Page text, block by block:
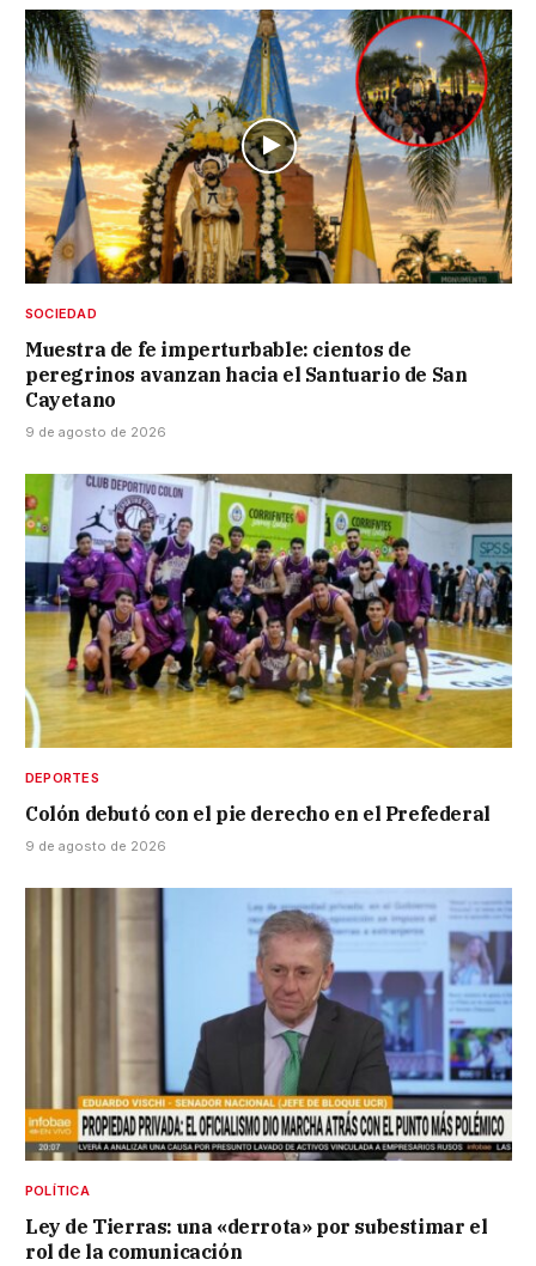
SOCIEDAD
Muestra de fe imperturbable: cientos de
peregrinos avanzan hacia el Santuario de San
Cayetano
9 de agosto de 2026
DEPORTES
Colón debutó con el pie derecho en el Prefederal
9 de agosto de 2026
POLÍTICA
Ley de Tierras: una «derrota» por subestimar el
rol de la comunicación